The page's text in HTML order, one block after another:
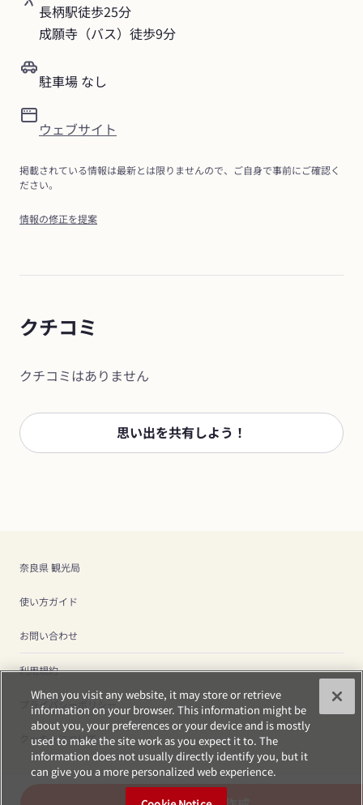
長柄駅徒歩25分
成願寺（バス）徒歩9分
駐車場 なし
ウェブサイト
掲載されている情報は最新とは限りませんので、ご自身で事前にご確認く
ださい。
情報の修正を提案
クチコミ
クチコミはありません
思い出を共有しよう！
奈良県 観光局
使い方ガイド
お問い合わせ
利用規約
プライバシーポリシー
クッキーについて
When you visit any website, it may store or retrieve
information on your browser. This information might be
about you, your preferences or your device and is mostly
used to make the site work as you expect it to. The
information does not usually directly identify you, but it
can give you a more personalized web experience.